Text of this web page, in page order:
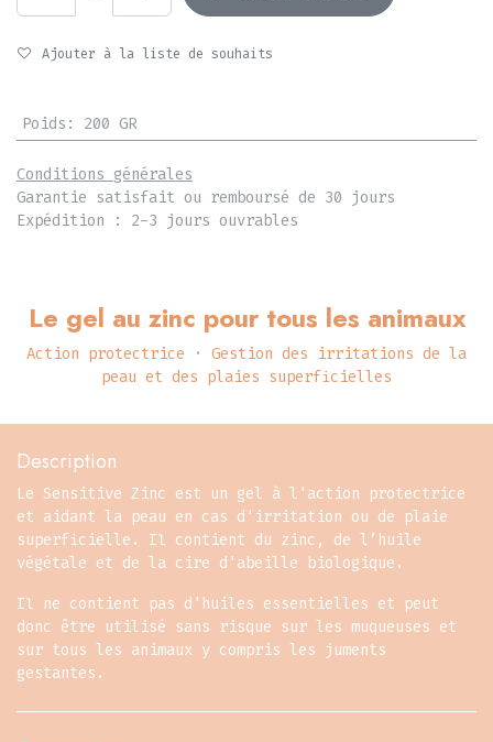
Ajouter à la liste de souhaits
Poids : 200 GR
Conditions générales
Garantie satisfait ou remboursé de 30 jours
Expédition : 2-3 jours ouvrables
Le gel au zinc pour tous les animaux
Action protectrice · Gestion des irritations de la
peau et des plaies superficielles
Description
Le Sensitive Zinc est un gel à l'action protectrice
et aidant la peau en cas d'irritation ou de plaie
superficielle. Il contient du zinc, de l’huile
végétale et de la cire d'abeille biologique.
Il ne contient pas d'huiles essentielles et peut
donc être utilisé sans risque sur les muqueuses et
sur tous les animaux y compris les juments
gestantes.